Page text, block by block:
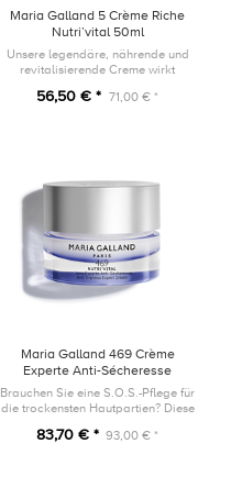
Maria Galland 5 Crème Riche
Nutri’vital 50ml
Unsere legendäre, nährende und
revitalisierende Creme wirkt
Zellregeneration.
56,50 € * 71,00 € *
Maria Galland 469 Crème
Experte Anti-Sécheresse
Nutri’vital 50ml
Brauchen Sie eine S.O.S.-Pflege für
die trockensten Hautpartien? Diese
Textur ist die ideale Lösung, indem
83,70 € * 93,00 € *